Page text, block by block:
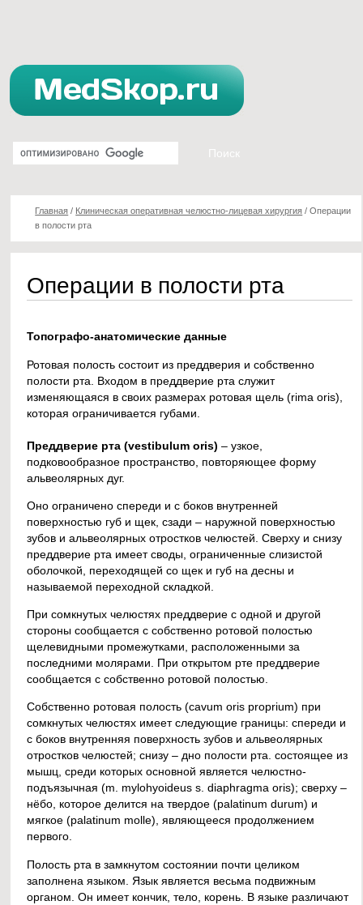
Главная / Клиническая оперативная челюстно-лицевая хирургия /Операции
в полости рта
Операции в полости рта
Топографо-анатомические данные
Ротовая полость состоит из преддверия и собственно
полости рта. Входом в преддверие рта служит
изменяющаяся в своих размерах ротовая щель (rima oris),
которая ограничивается губами.
Преддверие рта (vestibulum oris)– узкое,
подковообразное пространство, повторяющее форму
альвеолярных дуг.
Оно ограничено спереди и с боков внутренней
поверхностью губ и щек, сзади – наружной поверхностью
зубов и альвеолярных отростков челюстей. Сверху и снизу
преддверие рта имеет своды, ограниченные слизистой
оболочкой, переходящей со щек и губ на десны и
называемой переходной складкой.
При сомкнутых челюстях преддверие с одной и другой
стороны сообщается с собственно ротовой полостью
щелевидными промежутками, расположенными за
последними молярами. При открытом рте преддверие
сообщается с собственно ротовой полостью.
Собственно ротовая полость (cavum oris proprium) при
сомкнутых челюстях имеет следующие границы: спереди и
с боков внутренняя поверхность зубов и альвеолярных
отростков челюстей; снизу – дно полости рта. состоящее из
мышц, среди которых основной является челюстно-
подъязычная (m. mylohyoideus s. diaphragma oris); сверху –
нёбо, которое делится на твердое (palatinum durum) и
мягкое (palatinum molle), являющееся продолжением
первого.
Полость рта в замкнутом состоянии почти целиком
заполнена языком. Язык является весьма подвижным
органом. Он имеет кончик, тело, корень. В языке различают